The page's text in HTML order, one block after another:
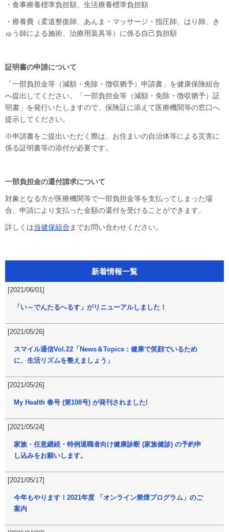
・食事療養標準負担額、生活療養標準負担額
・療養費（柔道整復師、あんま・マッサージ・指圧師、はり師、き
ゅう師による施術、治療用装具等）に係る自己負担額
証明書の申請について
「一部負担金等（減額・免除・徴収猶予）申請書」を健康保険組合
へ提出してください。「一部負担金等（減額・免除・徴収猶予）証
明書」を発行いたしますので、保険証に添えて医療機関等の窓口へ
提示してください。
※申請書をご提出いただく際は、お住まいの自治体等による災害に
係る証明書等の添付が必要です。
一部負担金の還付請求について
対象となる方が医療機関等で一部負担金等を支払ってしまった場
合、申請により支払った金額の還付を受けることができます。
詳しくは当健保組合 までお問い合わせください。
新着情報一覧
[2021/06/01]
「い～でんたるへるす」がリニューアルしました！
[2021/05/26]
スマイル通信Vol.22「News＆Topics：健康で笑顔でいるため
に、生活リズムを整えましょう」
[2021/05/26]
My Health 春号 (第108号) が発刊されました!
[2021/05/24]
家族・任意継続・特例退職者向け健康診断 (家族健診) の予約申
し込みをお願いします。
[2021/05/17]
今年もやります！2021年度 「オンライン禁煙プログラム」のご
案内